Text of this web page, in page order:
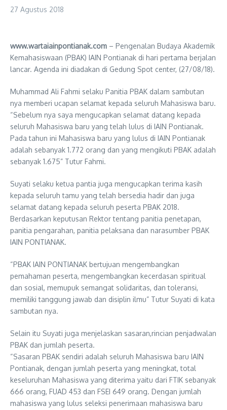
27 Agustus 2018
www.wartaiainpontianak.com – Pengenalan Budaya Akademik
Kemahasiswaan (PBAK) IAIN Pontianak di hari pertama berjalan
lancar. Agenda ini diadakan di Gedung Spot center, (27/08/18).
Muhammad Ali Fahmi selaku Panitia PBAK dalam sambutan
nya memberi ucapan selamat kepada seluruh Mahasiswa baru.
“Sebelum nya saya mengucapkan selamat datang kepada
seluruh Mahasiswa baru yang telah lulus di IAIN Pontianak.
Pada tahun ini Mahasiswa baru yang lulus di IAIN Pontianak
adalah sebanyak 1.772 orang dan yang mengikuti PBAK adalah
sebanyak 1.675” Tutur Fahmi.
Suyati selaku ketua pantia juga mengucapkan terima kasih
kepada seluruh tamu yang telah bersedia hadir dan juga
selamat datang kepada seluruh peserta PBAK 2018.
Berdasarkan keputusan Rektor tentang panitia penetapan,
panitia pengarahan, panitia pelaksana dan narasumber PBAK
IAIN PONTIANAK.
“PBAK IAIN PONTIANAK bertujuan mengembangkan
pemahaman peserta, mengembangkan kecerdasan spiritual
dan sosial, memupuk semangat solidaritas, dan toleransi,
memiliki tanggung jawab dan disiplin ilmu” Tutur Suyati di kata
sambutan nya.
Selain itu Suyati juga menjelaskan sasaran,rincian penjadwalan
PBAK dan jumlah peserta.
“Sasaran PBAK sendiri adalah seluruh Mahasiswa baru IAIN
Pontianak, dengan jumlah peserta yang meningkat, total
keseluruhan Mahasiswa yang diterima yaitu dari FTIK sebanyak
666 orang, FUAD 453 dan FSEI 649 orang. Dengan jumlah
mahasiswa yang lulus seleksi penerimaan mahasiswa baru